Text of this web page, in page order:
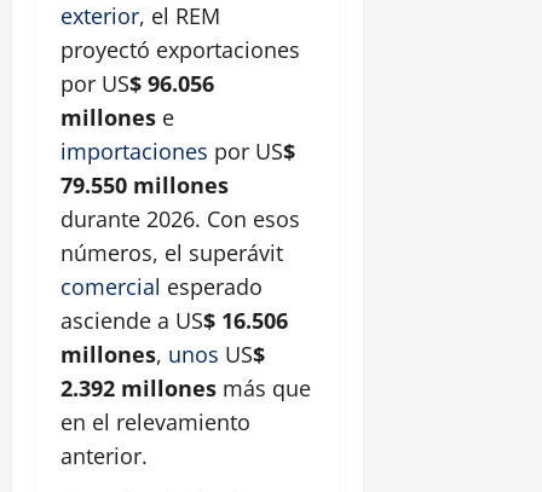
exterior, el REM
proyectó exportaciones
por US$ 96.056
millones e
importaciones por US$
79.550 millones
durante 2026. Con esos
números, el superávit
comercial esperado
asciende a US$ 16.506
millones, unos US$
2.392 millones más que
en el relevamiento
anterior.